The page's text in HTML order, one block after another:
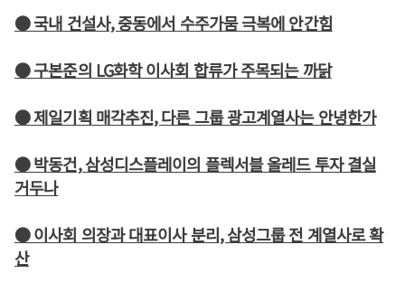
● 국내 건설사, 중동에서 수주가뭄 극복에 안간힘
● 구본준의 LG화학 이사회 합류가 주목되는 까닭
● 제일기획 매각추진, 다른 그룹 광고계열사는 안녕한가
● 박동건, 삼성디스플레이의 플렉서블 올레드 투자 결실
거두나
● 이사회 의장과 대표이사 분리, 삼성그룹 전 계열사로 확
산